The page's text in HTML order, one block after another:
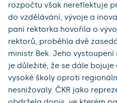
rozpočtu však nereflektuje
do vzdělávání, vývoje a
paní rektorka hovořila o
rektorů, proběhla dvě
ministr Bek. Jeho
je důležité, že se dále
vysoké školy oproti
nesnižovaly. ČKR jako